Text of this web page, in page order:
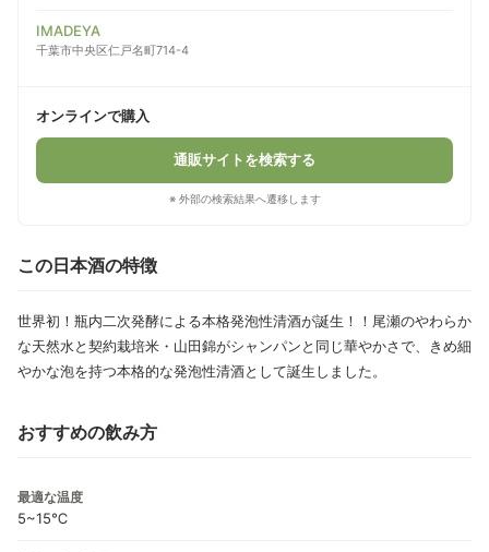
IMADEYA
千葉市中央区仁戸名町714-4
オンラインで購入
通販サイトを検索する
※ 外部の検索結果へ遷移します
この日本酒の特徴
世界初！瓶内二次発酵による本格発泡性清酒が誕生！！尾瀬のやわらか
な天然水と契約栽培米・山田錦がシャンパンと同じ華やかさで、きめ細
やかな泡を持つ本格的な発泡性清酒として誕生しました。
おすすめの飲み方
最適な温度
5~15℃